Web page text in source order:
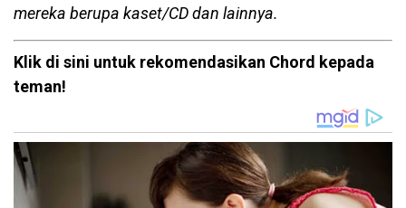
mereka berupa kaset/CD dan lainnya.
Klik di sini untuk rekomendasikan Chord kepada
teman!